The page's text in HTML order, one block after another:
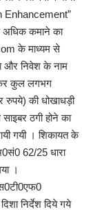
Enhancement”
अधिक कमाने का
के माध्यम से
और निवेश के नाम
कुल लगभग
रुपये) की धोखाधड़ी
ठगी होने का
गयी । शिकायत के
62/25 धारा
।
निर्देश दिये गये